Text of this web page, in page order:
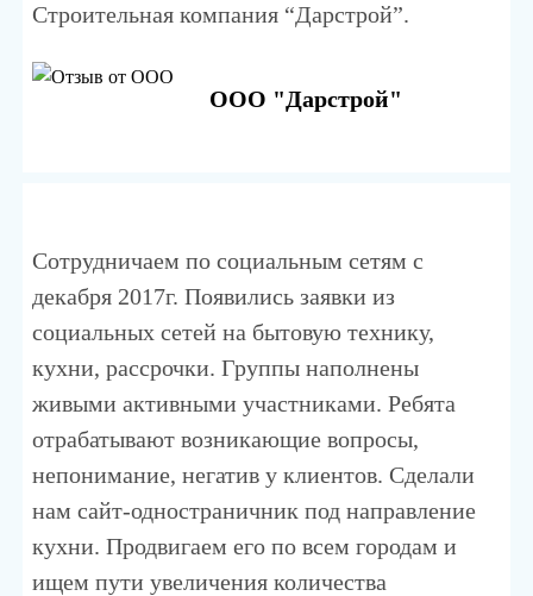
Строительная компания “Дарстрой”.
ООО "Дарстрой"
Сотрудничаем по социальным сетям с
декабря 2017г. Появились заявки из
социальных сетей на бытовую технику,
кухни, рассрочки. Группы наполнены
живыми активными участниками. Ребята
отрабатывают возникающие вопросы,
непонимание, негатив у клиентов. Сделали
нам сайт-одностраничник под направление
кухни. Продвигаем его по всем городам и
ищем пути увеличения количества